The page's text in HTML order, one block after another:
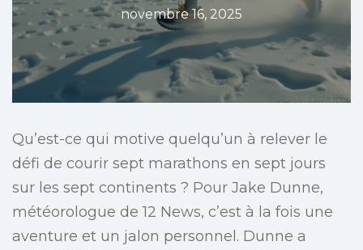
novembre 16, 2025
Qu’est-ce qui motive quelqu’un à relever le
défi de courir sept marathons en sept jours
sur les sept continents ? Pour Jake Dunne,
météorologue de 12 News, c’est à la fois une
aventure et un jalon personnel. Dunne a